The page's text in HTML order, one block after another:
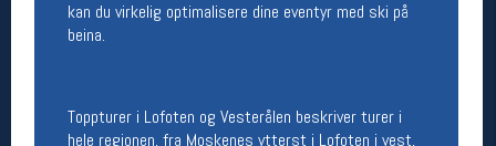
kan du virkelig optimalisere dine eventyr med ski på
beina.
Toppturer i Lofoten og Vesterålen beskriver turer i
hele regionen, fra Moskenes ytterst i Lofoten i vest,
Team Oslo Sportslager